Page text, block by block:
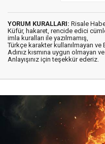
YORUM KURALLARI: Risale
Küfür, hakaret, rencide edici
imla kuralları ile yazılmamış,
Türkçe karakter kullanılmayan ve
Adınız kısmına uygun olmayan
Anlayışınız için teşekkür ederiz.